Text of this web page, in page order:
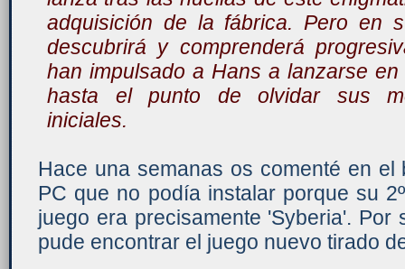
adquisición de la fábrica. Pero en
descubrirá y comprenderá
han impulsado a Hans a lanzarse
hasta el punto de olvidar sus
iniciales.
Hace una semanas os comenté en
PC que no podía instalar porque su
juego era precisamente 'Syberia'. Por
pude encontrar el juego nuevo tirado